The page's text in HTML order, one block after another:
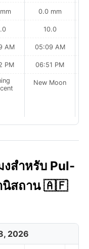
AM
PM
0.0 mm
10.0
05:09 AM
06:51 PM
New Moon
สำหรับ Pul-
นิสถาน 🇦🇫
2026